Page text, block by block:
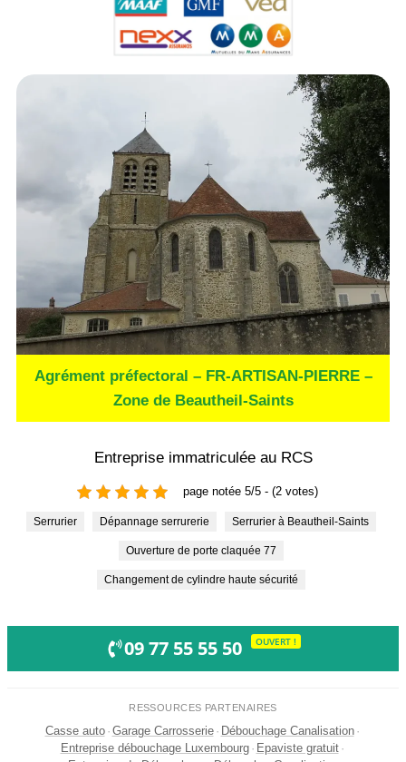
Agrément préfectoral – FR-ARTISAN-PIERRE –
Zone de Beautheil-Saints
Entreprise immatriculée au RCS
page notée 5/5 - (2 votes)
Serrurier Dépannage serrurerie Serrurier à Beautheil-Saints
Ouverture de porte claquée 77
Changement de cylindre haute sécurité
09 77 55 55 50 OUVERT !
RESSOURCES PARTENAIRES
Casse auto · Garage Carrosserie · Débouchage Canalisation ·
Entreprise débouchage Luxembourg · Epaviste gratuit ·